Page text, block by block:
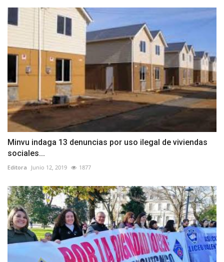
Minvu indaga 13 denuncias por uso ilegal de viviendas
sociales...
Editora Junio 12, 2019 1877